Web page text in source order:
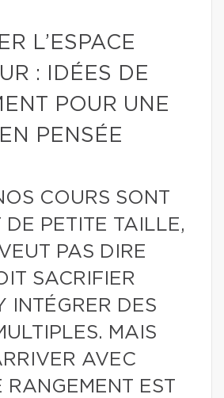
L’ESPACE
: IDÉES DE
POUR UNE
PENSÉE
COURS SONT
DE PETITE TAILLE,
PAS DIRE
SACRIFIER
INTÉGRER DES
MAIS
AVEC
RANGEMENT EST